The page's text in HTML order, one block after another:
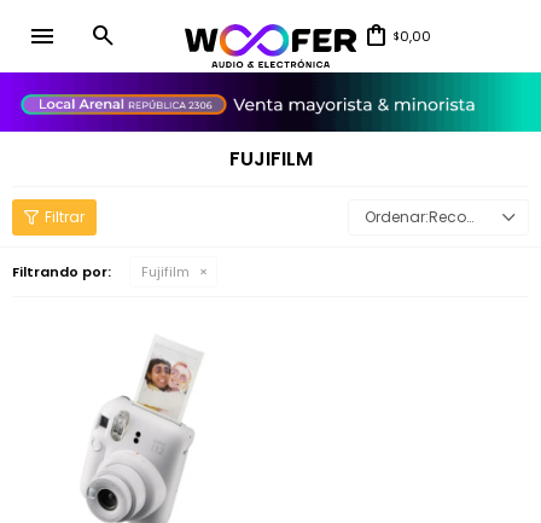
menu $0,00
FUJIFILM
Recomendados
Filtrando por: Fujifilm
close